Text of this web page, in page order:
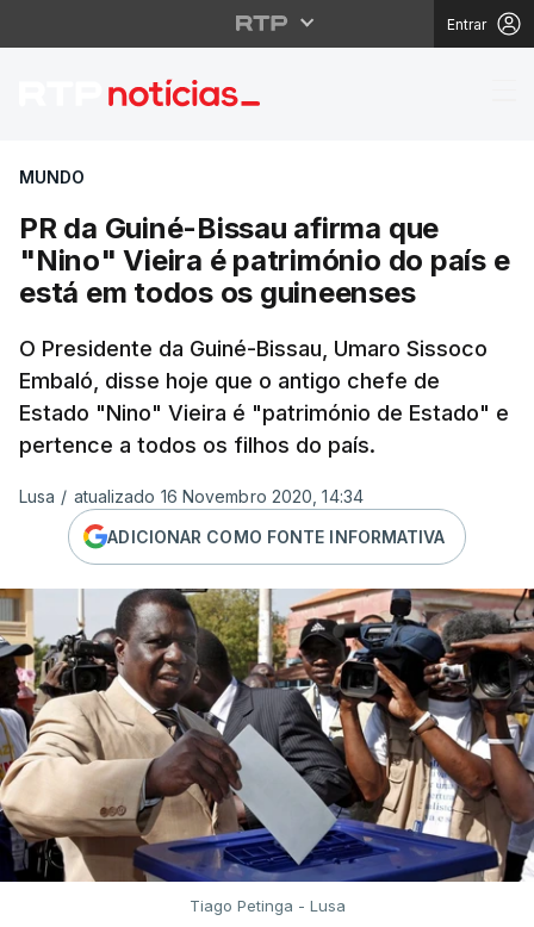
Entrar
PR da Guiné-Bissau
MUNDO
PR da Guiné-Bissau afirma que
"Nino" Vieira é património do país e
está em todos os guineenses
O Presidente da Guiné-Bissau, Umaro Sissoco
Embaló, disse hoje que o antigo chefe de
Estado "Nino" Vieira é "património de Estado" e
pertence a todos os filhos do país.
Lusa / atualizado 16 Novembro 2020, 14:34
ADICIONAR COMO FONTE INFORMATIVA
Tiago Petinga - Lusa